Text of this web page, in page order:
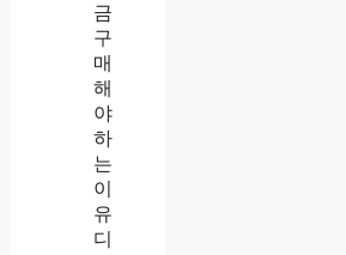
금
구
매
해
야
하
는
이
유
디